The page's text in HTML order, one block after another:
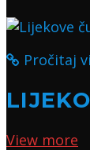
Pročitaj
View more